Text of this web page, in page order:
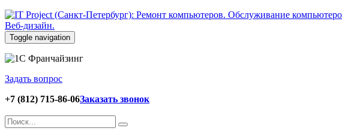
Toggle navigation
Задать вопрос
+7 (812) 715-86-06Заказать звонок